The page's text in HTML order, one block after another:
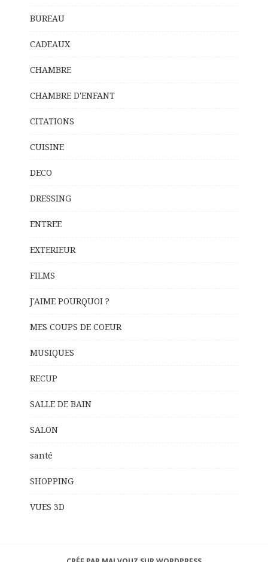
BUREAU
CADEAUX
CHAMBRE
CHAMBRE D'ENFANT
CITATIONS
CUISINE
DECO
DRESSING
ENTREE
EXTERIEUR
FILMS
J'AIME POURQUOI ?
MES COUPS DE COEUR
MUSIQUES
RECUP
SALLE DE BAIN
SALON
santé
SHOPPING
VUES 3D